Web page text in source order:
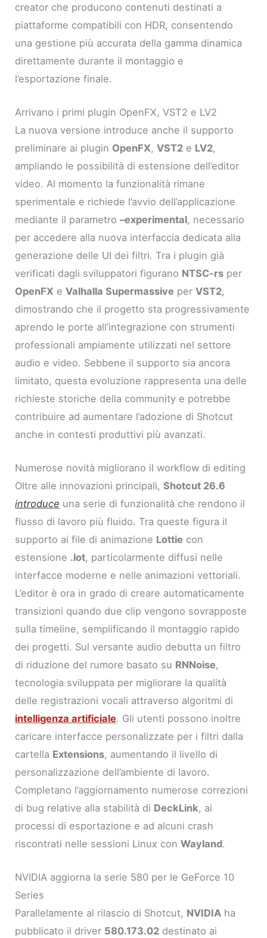
creator che producono contenuti destinati a
piattaforme compatibili con HDR, consentendo
una gestione più accurata della gamma dinamica
direttamente durante il montaggio e
l’esportazione finale.
Arrivano i primi plugin OpenFX, VST2 e LV2
La nuova versione introduce anche il supporto
preliminare ai plugin OpenFX,VST2 e LV2,
ampliando le possibilità di estensione dell’editor
video. Al momento la funzionalità rimane
sperimentale e richiede l’avvio dell’applicazione
mediante il parametro–experimental, necessario
per accedere alla nuova interfaccia dedicata alla
generazione delle UI dei filtri. Tra i plugin già
verificati dagli sviluppatori figurano NTSC-rs per
OpenFX eValhalla Supermassive perVST2,
dimostrando che il progetto sta progressivamente
aprendo le porte all’integrazione con strumenti
professionali ampiamente utilizzati nel settore
audio e video. Sebbene il supporto sia ancora
limitato, questa evoluzione rappresenta una delle
richieste storiche della community e potrebbe
contribuire ad aumentare l’adozione di Shotcut
anche in contesti produttivi più avanzati.
Numerose novità migliorano il workflow di editing
Oltre alle innovazioni principali,Shotcut 26.6
introduce una serie di funzionalità che rendono il
flusso di lavoro più fluido. Tra queste figura il
supporto ai file di animazione Lottie con
estensione .lot, particolarmente diffusi nelle
interfacce moderne e nelle animazioni vettoriali.
L’editor è ora in grado di creare automaticamente
transizioni quando due clip vengono sovrapposte
sulla timeline, semplificando il montaggio rapido
dei progetti. Sul versante audio debutta un filtro
di riduzione del rumore basato su RNNoise,
tecnologia sviluppata per migliorare la qualità
delle registrazioni vocali attraverso algoritmi di
intelligenza artificiale. Gli utenti possono inoltre
caricare interfacce personalizzate per i filtri dalla
cartella Extensions, aumentando il livello di
personalizzazione dell’ambiente di lavoro.
Completano l’aggiornamento numerose correzioni
di bug relative alla stabilità di DeckLink, ai
processi di esportazione e ad alcuni crash
riscontrati nelle sessioni Linux conWayland.
NVIDIA aggiorna la serie 580 per le GeForce 10
Series
Parallelamente al rilascio di Shotcut, NVIDIA ha
pubblicato il driver 580.173.02 destinato ai